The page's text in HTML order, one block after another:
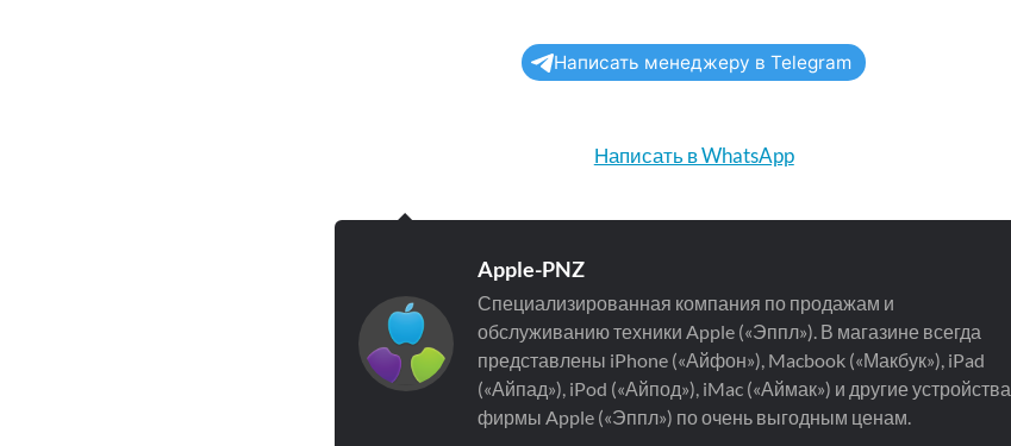
Написать менеджеру в Telegram
Написать в WhatsApp
Apple-PNZ
Специализированная компания по продажам и
обслуживанию техники Apple («Эппл»). В магазине всегда
представлены iPhone («Айфон»), Macbook («Макбук»), iPad
(«Айпад»), iPod («Айпод»), iMac («Аймак») и другие устройства
фирмы Apple («Эппл») по очень выгодным ценам.